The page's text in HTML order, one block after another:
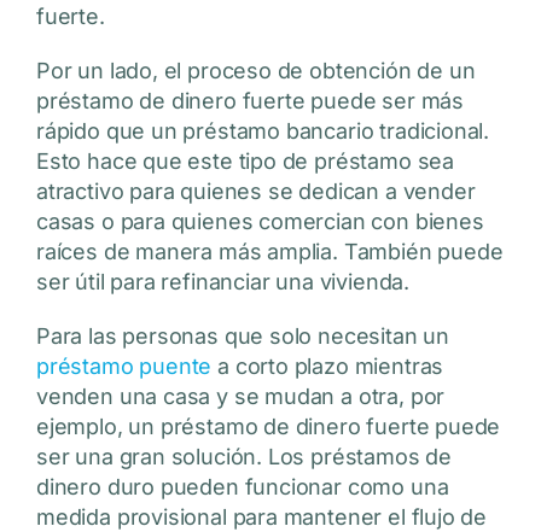
fuerte.
Por un lado, el proceso de obtención de un
préstamo de dinero fuerte puede ser más
rápido que un préstamo bancario tradicional.
Esto hace que este tipo de préstamo sea
atractivo para quienes se dedican a vender
casas o para quienes comercian con bienes
raíces de manera más amplia. También puede
ser útil para refinanciar una vivienda.
Para las personas que solo necesitan un
préstamo puente a corto plazo mientras
venden una casa y se mudan a otra, por
ejemplo, un préstamo de dinero fuerte puede
ser una gran solución. Los préstamos de
dinero duro pueden funcionar como una
medida provisional para mantener el flujo de